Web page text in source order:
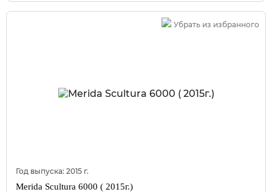
Убрать из избранного
Год выпуска: 2015 г.
Merida Scultura 6000 ( 2015г.)